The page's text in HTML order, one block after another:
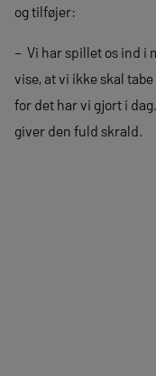
og tilføjer:
– Vi har spillet os ind i
vise, at vi ikke skal
for det har vi gjort i
giver den fuld skrald.